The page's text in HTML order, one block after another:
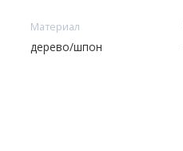
Материал
дерево/шпон